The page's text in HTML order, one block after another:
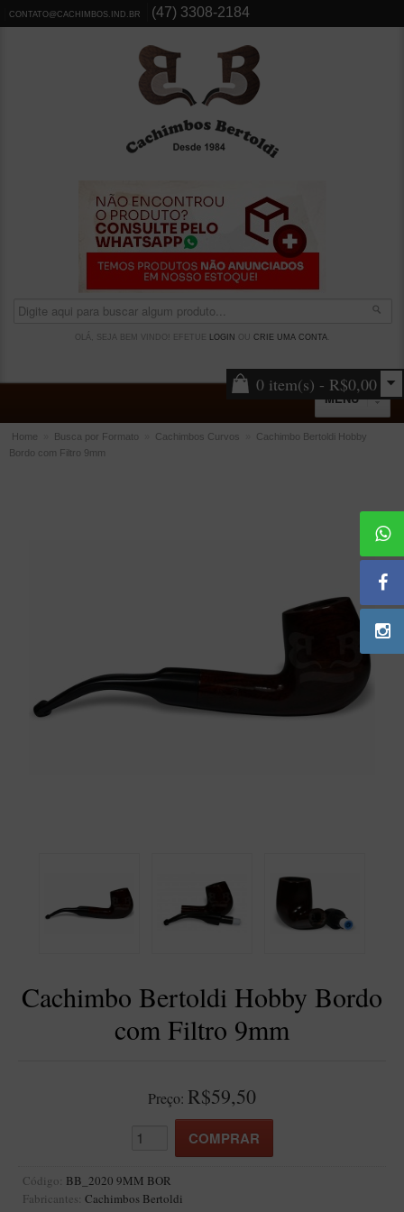
CONTATO@CACHIMBOS.IND.BR (47) 3308-2184
OLÁ, SEJA BEM VINDO! EFETUE LOGIN CRIE UMA CONTA.
0 item(s) - R$0,00
MENU
ACESSÓRIOS
Limpadores para Cachimbo
Bolsas para Cachimbo
Blends Para Enrolar
Doctor Pipe
LINHA IDELFONSO BERTOLDI
Home Busca por Formato Cachimbos Curvos
Cachimbo Bertoldi Hobby
Bordo com Filtro 9mm
Cachimbo Bertoldi Hobby Bordo
com Filtro 9mm
Preço: R$59,50
Código: BB_2020 9MM BOR
Fabricantes: Cachimbos Bertoldi